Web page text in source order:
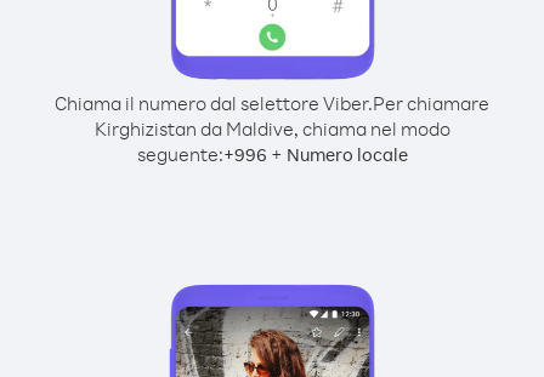
Chiama il numero dal selettore Viber.Per chiamare
Kirghizistan da Maldive, chiama nel modo
seguente:+996 + Numero locale